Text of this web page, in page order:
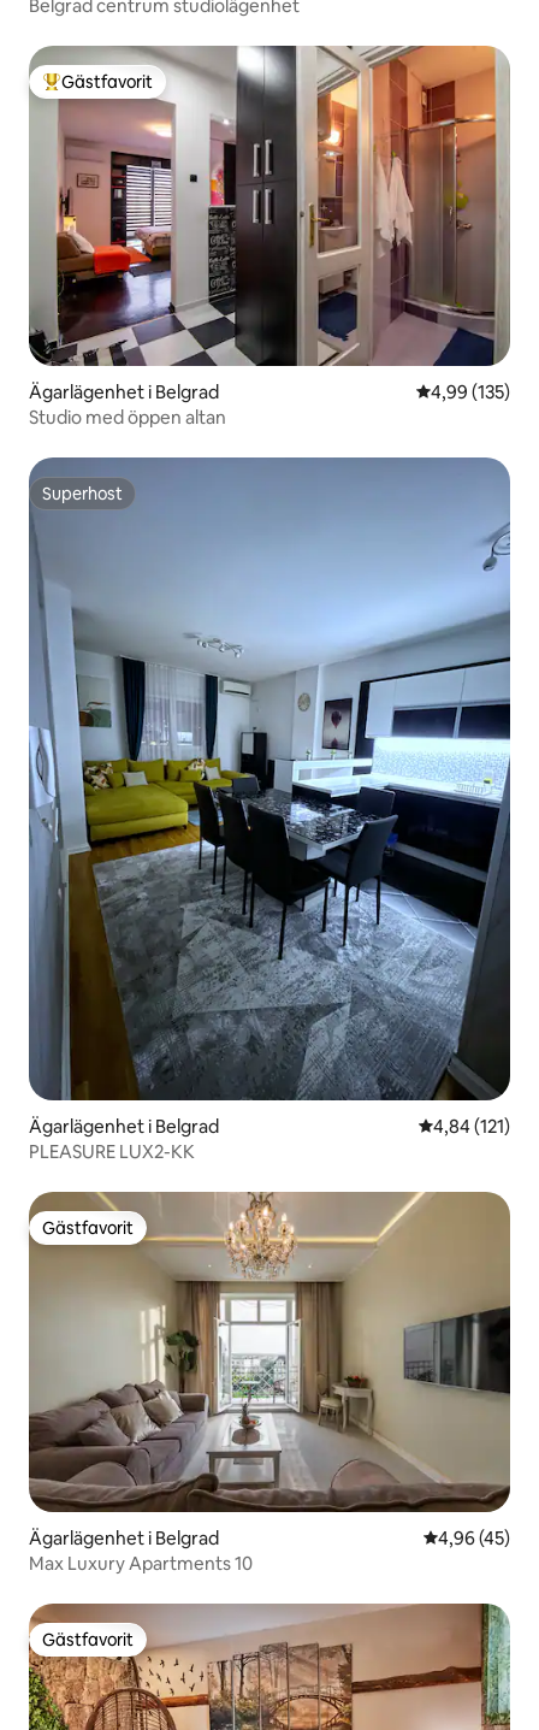
Belgrad centrum studiolägenhet
Populär gästfavorit
Gästfavorit
Ägarlägenhet i Belgrad 4,99 av 5 i
4,99 (135)
Studio med öppen altan
Superhost
Superhost
Ägarlägenhet i Belgrad 4,84 av 5 i
4,84 (121)
PLEASURE LUX2-KK
Gästfavorit
Gästfavorit
Ägarlägenhet i Belgrad 4,96 av 5 i
4,96 (45)
Max Luxury Apartments 10
Gästfavorit
Gästfavorit